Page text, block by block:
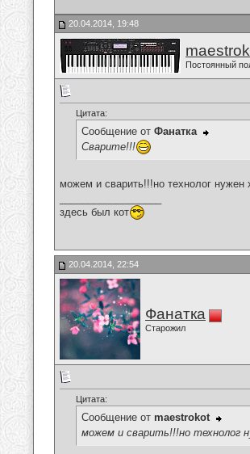
20.04.2014, 19:48
Постоянный
Цитата:
Сообщение от Фанатка
Сварите!!!
можем и сварить!!!но технолог нужен
здесь был кот
20.04.2014, 22:54
Фанатка
Старожил
Цитата:
Сообщение от maestrokot
можем и сварить!!!но технолог